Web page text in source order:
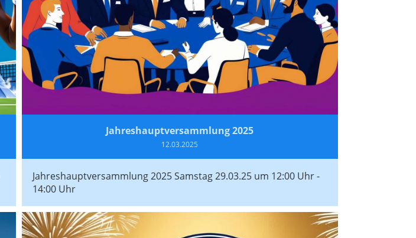
Jahreshauptversammlung 2025
12.03.2025
Jahreshauptversammlung 2025 Samstag 29.03.25 um 12:00 Uhr -
14:00 Uhr